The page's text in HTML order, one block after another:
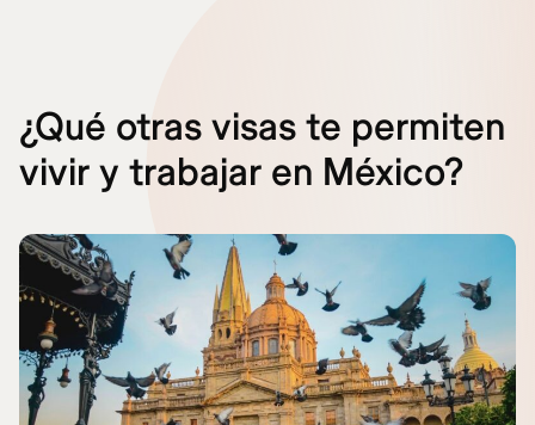
¿Qué otras visas te permiten
vivir y trabajar en México?